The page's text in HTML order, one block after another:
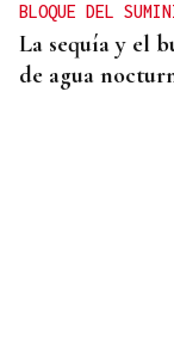
BLOQUE DEL
La sequía y el
de agua